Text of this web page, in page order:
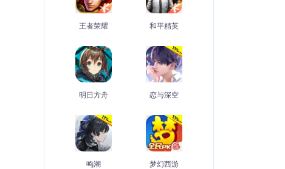
王者荣耀 和平精英
明日方舟 恋与深空
鸣潮 梦幻西游